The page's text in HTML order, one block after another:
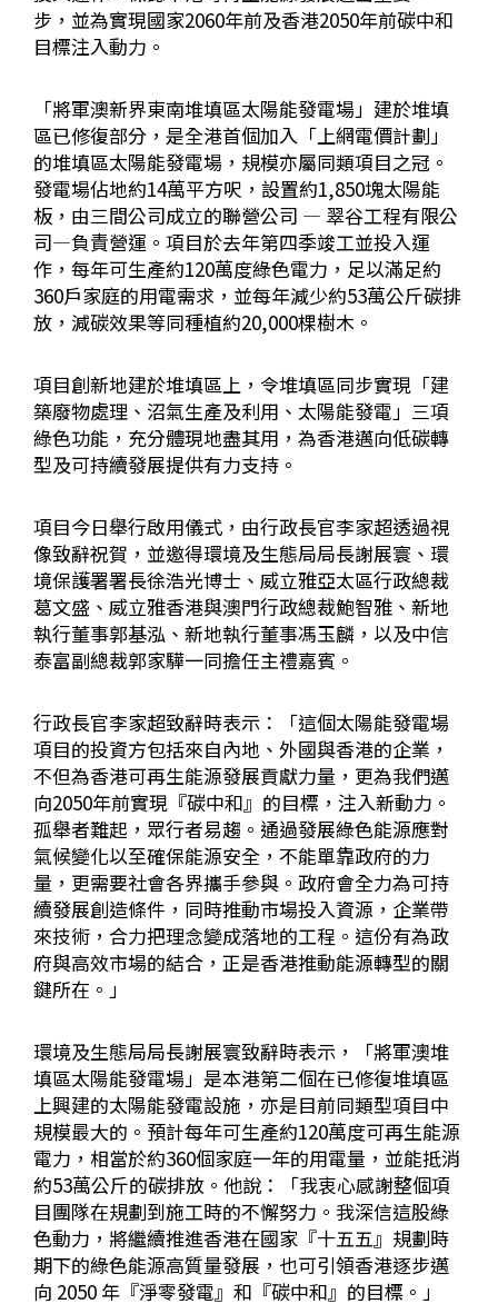
步，並為實現國家2060年前及香港2050年前碳中和
目標注入動力。
「將軍澳新界東南堆填區太陽能發電場」建於堆填
區已修復部分，是全港首個加入「上網電價計劃」
的堆填區太陽能發電場，規模亦屬同類項目之冠。
發電場佔地約14萬平方呎，設置約1,850塊太陽能
板，由三間公司成立的聯營公司 — 翠谷工程有限公
司—負責營運。項目於去年第四季竣工並投入運
作，每年可生產約120萬度綠色電力，足以滿足約
360戶家庭的用電需求，並每年減少約53萬公斤碳排
放，減碳效果等同種植約20,000棵樹木。
項目創新地建於堆填區上，令堆填區同步實現「建
築廢物處理、沼氣生產及利用、太陽能發電」三項
綠色功能，充分體現地盡其用，為香港邁向低碳轉
型及可持續發展提供有力支持。
項目今日舉行啟用儀式，由行政長官李家超透過視
像致辭祝賀，並邀得環境及生態局局長謝展寰、環
境保護署署長徐浩光博士、威立雅亞太區行政總裁
葛文盛、威立雅香港與澳門行政總裁鮑智雅、新地
執行董事郭基泓、新地執行董事馮玉麟，以及中信
泰富副總裁郭家驊一同擔任主禮嘉賓。
行政長官李家超致辭時表示：「這個太陽能發電場
項目的投資方包括來自內地、外國與香港的企業，
不但為香港可再生能源發展貢獻力量，更為我們邁
向2050年前實現『碳中和』的目標，注入新動力。
孤舉者難起，眾行者易趨。通過發展綠色能源應對
氣候變化以至確保能源安全，不能單靠政府的力
量，更需要社會各界攜手參與。政府會全力為可持
續發展創造條件，同時推動市場投入資源，企業帶
來技術，合力把理念變成落地的工程。這份有為政
府與高效市場的結合，正是香港推動能源轉型的關
鍵所在。」
環境及生態局局長謝展寰致辭時表示，「將軍澳堆
填區太陽能發電場」是本港第二個在已修復堆填區
上興建的太陽能發電設施，亦是目前同類型項目中
規模最大的。預計每年可生產約120萬度可再生能源
電力，相當於約360個家庭一年的用電量，並能抵消
約53萬公斤的碳排放。他說：「我衷心感謝整個項
目團隊在規劃到施工時的不懈努力。我深信這股綠
色動力，將繼續推進香港在國家『十五五』規劃時
期下的綠色能源高質量發展，也可引領香港逐步邁
向 2050 年『淨零發電』和『碳中和』的目標。」